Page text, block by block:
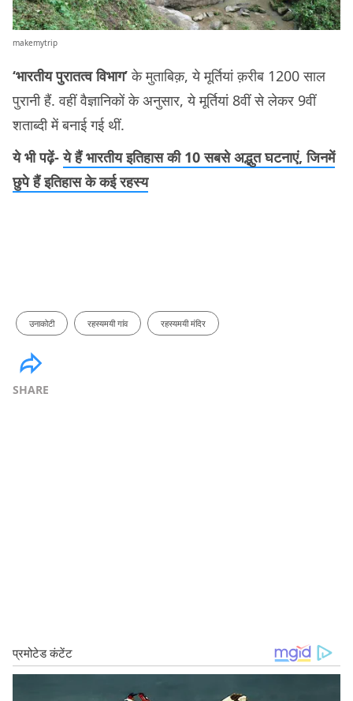
makemytrip
‘भारतीय पुरातत्व विभाग’के मुताबिक़, ये मूर्तियां क़रीब 1200 साल
पुरानी हैं. वहीं वैज्ञानिकों के अनुसार, ये मूर्तियां 8वीं से लेकर 9वीं
शताब्दी में बनाई गई थीं.
ये भी पढ़ें-ये हैं भारतीय इतिहास की 10 सबसे अद्भुत घटनाएं, जिनमें
छुपे हैं इतिहास के कई रहस्य
उनाकोटी रहस्यमयी गांव रहस्यमयी मंदिर
SHARE